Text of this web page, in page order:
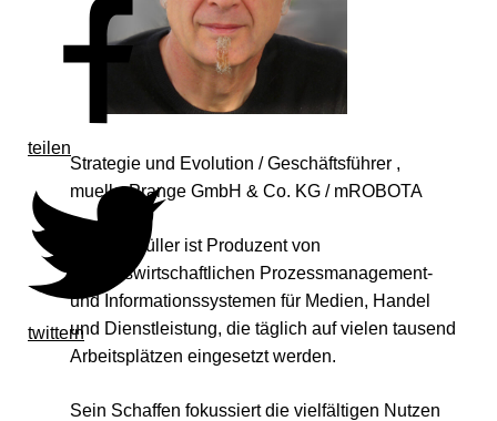
teilen
twittern
Strategie und Evolution / Geschäftsführer ,
muellerPrange GmbH & Co. KG / mROBOTA
Helmut Müller ist Produzent von
betriebswirtschaftlichen Prozessmanagement-
und Informationssystemen für Medien, Handel
und Dienstleistung, die täglich auf vielen tausend
Arbeitsplätzen eingesetzt werden.
Sein Schaffen fokussiert die vielfältigen Nutzen